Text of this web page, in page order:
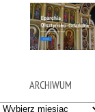
ARCHIWUM
Archiwum